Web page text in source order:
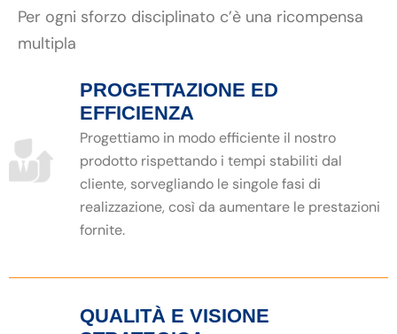
Per ogni sforzo disciplinato c’è una ricompensa
multipla
PROGETTAZIONE ED
EFFICIENZA
Progettiamo in modo efficiente il nostro
prodotto rispettando i tempi stabiliti dal
cliente, sorvegliando le singole fasi di
realizzazione, così da aumentare le prestazioni
fornite.
QUALITÀ E VISIONE